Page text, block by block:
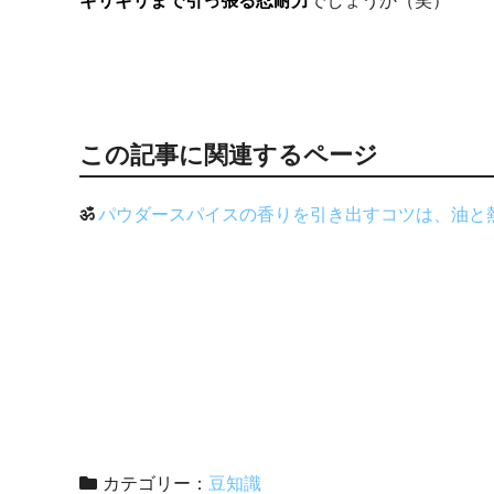
この記事に関連するページ
ॐパウダースパイスの香りを引き出すコツは、油と
カテゴリー： 豆知識